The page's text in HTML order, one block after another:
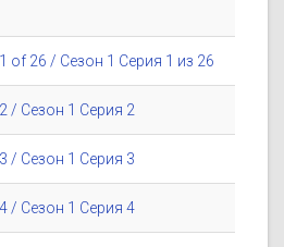
of 26 / Сезон 1 Серия 1 из 26
/ Сезон 1 Серия 2
/ Сезон 1 Серия 3
/ Сезон 1 Серия 4